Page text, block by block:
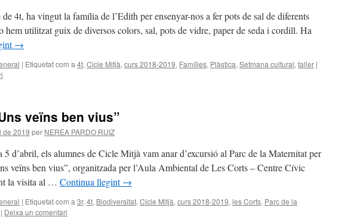
4t, ha vingut la família de l’Edith per ensenyar-nos a fer pots de sal de diferents
hem utilitzat guix de diversos colors, sal, pots de vidre, paper de seda i cordill. Ha
→
| Etiquetat com a 4t, Cicle Mitjà, curs 2018-2019, Famílies, Plàstica, Setmana cultural, taller |
veïns ben vius”
de 2019 per NEREA PARDO RUIZ
5 d’abril, els alumnes de Cicle Mitjà vam anar d’excursió al Parc de la Maternitat per
veïns ben vius”, organitzada per l’Aula Ambiental de Les Corts – Centre Cívic
la visita al … Continua llegint→
| Etiquetat com a 3r, 4t, Biodiversitat, Cicle Mitjà, curs 2018-2019, les Corts, Parc de la
| Deixa un comentari